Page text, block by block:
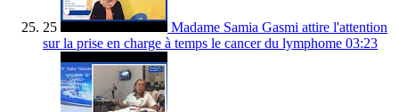
25
Madame Samia Gasmi attire l'attention
sur la prise en charge à temps le cancer du lymphome 03:23